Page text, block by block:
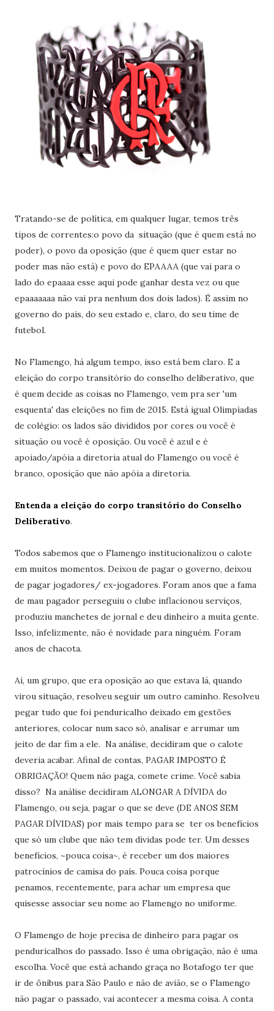
Tratando-se de política, em qualquer lugar, temos três
tipos de correntes:o povo da situação (que é quem está no
poder), o povo da oposição (que é quem quer estar no
poder mas não está) e povo do EPAAAA (que vai para o
lado do epaaaa esse aqui pode ganhar desta vez ou que
epaaaaaaa não vai pra nenhum dos dois lados). É assim no
governo do pais, do seu estado e, claro, do seu time de
futebol.
No Flamengo, há algum tempo, isso está bem claro. E a
eleição do corpo transitório do conselho deliberativo, que
é quem decide as coisas no Flamengo, vem pra ser 'um
esquenta' das eleições no fim de 2015. Está igual Olimpíadas
de colégio: os lados são divididos por cores ou você é
situação ou você é oposição. Ou você é azul e é
apoiado/apóia a diretoria atual do Flamengo ou você é
branco, oposição que não apóia a diretoria.
Entenda a eleição do corpo transitório do Conselho
Deliberativo.
Todos sabemos que o Flamengo institucionalizou o calote
em muitos momentos. Deixou de pagar o governo, deixou
de pagar jogadores/ ex-jogadores. Foram anos que a fama
de mau pagador perseguiu o clube inflacionou serviços,
produziu manchetes de jornal e deu dinheiro a muita gente.
Isso, infelizmente, não é novidade para ninguém. Foram
anos de chacota.
Aí, um grupo, que era oposição ao que estava lá, quando
virou situação, resolveu seguir um outro caminho. Resolveu
pegar tudo que foi penduricalho deixado em gestões
anteriores, colocar num saco só, analisar e arrumar um
jeito de dar fim a ele. Na análise, decidiram que o calote
deveria acabar. Afinal de contas, PAGAR IMPOSTO É
OBRIGAÇÃO! Quem não paga, comete crime. Você sabia
disso? Na análise decidiram ALONGAR A DÍVIDA do
Flamengo, ou seja, pagar o que se deve (DE ANOS SEM
PAGAR DÍVIDAS) por mais tempo para se ter os benefícios
que só um clube que não tem dívidas pode ter. Um desses
benefícios, ~pouca coisa~, é receber um dos maiores
patrocínios de camisa do país. Pouca coisa porque
penamos, recentemente, para achar um empresa que
quisesse associar seu nome ao Flamengo no uniforme.
O Flamengo de hoje precisa de dinheiro para pagar os
penduricalhos do passado. Isso é uma obrigação, não é uma
escolha. Você que está achando graça no Botafogo ter que
ir de ônibus para São Paulo e não de avião, se o Flamengo
não pagar o passado, vai acontecer a mesma coisa. A conta